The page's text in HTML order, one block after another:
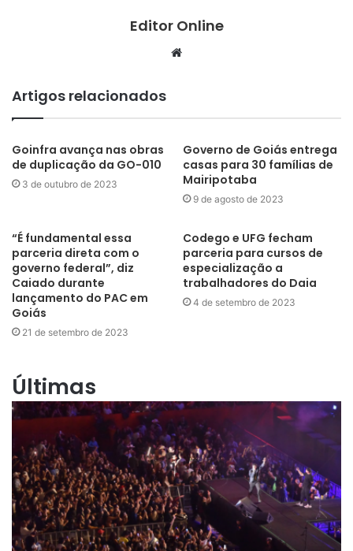
Editor Online
Website
Artigos relacionados
Goinfra avança nas obras
de duplicação da GO-010
3 de outubro de 2023
Governo de Goiás entrega
casas para 30 famílias de
Mairipotaba
9 de agosto de 2023
“É fundamental essa
parceria direta com o
governo federal”, diz
Caiado durante
lançamento do PAC em
Goiás
21 de setembro de 2023
Codego e UFG fecham
parceria para cursos de
especialização a
trabalhadores do Daia
4 de setembro de 2023
Últimas